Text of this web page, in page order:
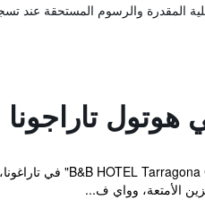
المقدرة والرسوم المستحقة عند
هوتول
الأمتعة، وواي ف...